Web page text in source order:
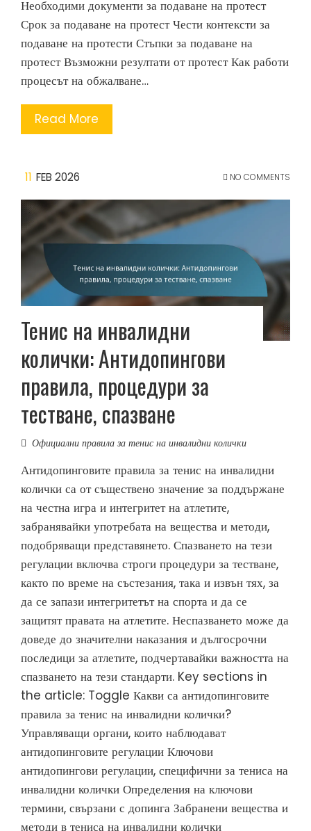
Необходими документи за подаване на протест
Срок за подаване на протест Чести контексти за
подаване на протести Стъпки за подаване на
протест Възможни резултати от протест Как работи
процесът на обжалване…
Read More
11 FEB 2026 NO COMMENTS
Тенис на инвалидни
колички: Антидопингови
правила, процедури за
тестване, спазване
Официални правила за тенис на инвалидни колички
Антидопинговите правила за тенис на инвалидни
колички са от съществено значение за поддържане
на честна игра и интегритет на атлетите,
забранявайки употребата на вещества и методи,
подобряващи представянето. Спазването на тези
регулации включва строги процедури за тестване,
както по време на състезания, така и извън тях, за
да се запази интегритетът на спорта и да се
защитят правата на атлетите. Неспазването може да
доведе до значителни наказания и дългосрочни
последици за атлетите, подчертавайки важността на
спазването на тези стандарти. Key sections in
the article: Toggle Какви са антидопинговите
правила за тенис на инвалидни колички?
Управляващи органи, които наблюдават
антидопинговите регулации Ключови
антидопингови регулации, специфични за тениса на
инвалидни колички Определения на ключови
термини, свързани с допинга Забранени вещества и
методи в тениса на инвалидни колички